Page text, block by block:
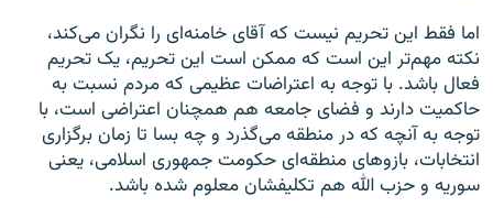
اما فقط این تحریم نیست که آقای خامنه‌ای را نگران می‌کند،
نکته مهم‌تر این است که ممکن است این تحریم، یک تحریم
فعال باشد. با توجه به اعتراضات عظیمی که مردم نسبت به
حاکمیت دارند و فضای جامعه هم همچنان اعتراضی است، با
توجه به آنچه که در منطقه می‌گذرد و چه بسا تا زمان برگزاری
انتخابات، بازوهای منطقه‌ای حکومت جمهوری اسلامی، یعنی
سوریه و حزب الله هم تکلیفشان معلوم شده باشد.